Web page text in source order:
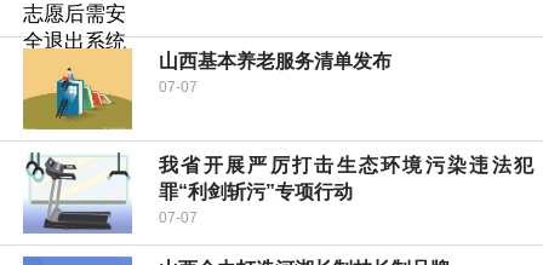
山西基本养老服务清单发布
07-07
我省开展严厉打击生态环境污染违法犯
罪“利剑斩污”专项行动
07-07